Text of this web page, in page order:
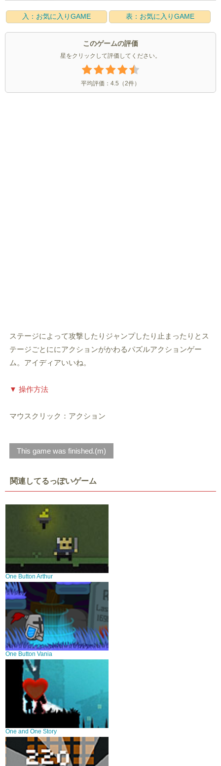
入：お気に入りGAME 表：お気に入りGAME
このゲームの評価
星をクリックして評価してください。
平均評価： 4.5 （2件）
ステージによって攻撃したりジャンプしたり止まったりとス
テージごとににアクションがかわるパズルアクションゲー
ム。アイディアいいね。
▼ 操作方法
マウスクリック：アクション
This game was finished.(m)
関連してるっぽいゲーム
One Button Arthur
One Button Vania
One and One Story